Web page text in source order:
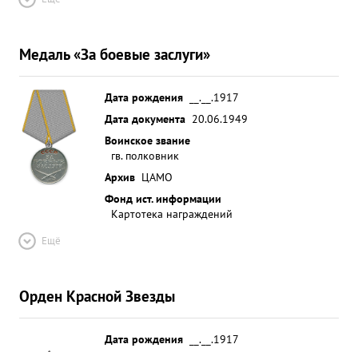
Медаль «За боевые заслуги»
Дата рождения
__.__.1917
Дата документа 20.06.1949
Воинское звание
гв. полковник
Архив ЦАМО
Фонд ист. информации
Картотека награждений
Ещё
Орден Красной Звезды
Дата рождения
__.__.1917